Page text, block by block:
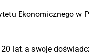
Ekonomicznego w
lat, a swoje